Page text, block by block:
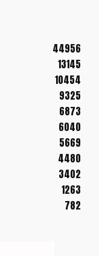
44956
13145
10454
9325
6873
6040
5669
4480
3402
1263
782